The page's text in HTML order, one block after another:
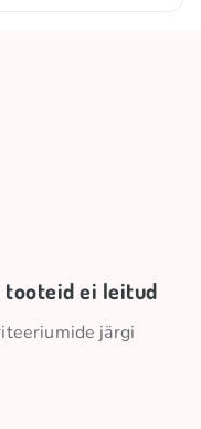
ei leitud
järgi